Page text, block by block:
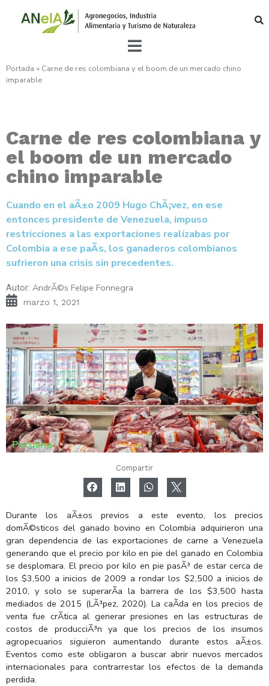
Portada » Carne de res colombiana y el boom de un mercado chino
imparable
Carne de res colombiana y
el boom de un mercado
chino imparable
Cuando en el aÃ±o 2009 Hugo ChÃ¡vez, en ese
entonces presidente de Venezuela, impuso
restricciones a las exportaciones realizabas por
Colombia a ese paÃ­s, los ganaderos colombianos
sufrieron una crisis sin precedentes.
Autor: AndrÃ©s Felipe Fonnegra
marzo 1, 2021
Pecuaria
Compartir
Durante los aÃ±os previos a este evento, los precios
domÃ©sticos del ganado bovino en Colombia adquirieron una
gran dependencia de las exportaciones de carne a Venezuela
generando que el precio por kilo en pie del ganado en Colombia
se desplomara. El precio por kilo en pie pasÃ³ de estar cerca de
los $3,500 a inicios de 2009 a rondar los $2,500 a inicios de
2010, y solo se superarÃ­a la barrera de los $3,500 hasta
mediados de 2015 (LÃ³pez, 2020). La caÃ­da en los precios de
venta fue crÃ­tica al generar presiones en las estructuras de
costos de producciÃ³n ya que los precios de los insumos
agropecuarios siguieron aumentando durante estos aÃ±os.
Eventos como este obligaron a buscar abrir nuevos mercados
internacionales para contrarrestar los efectos de la demanda
perdida.